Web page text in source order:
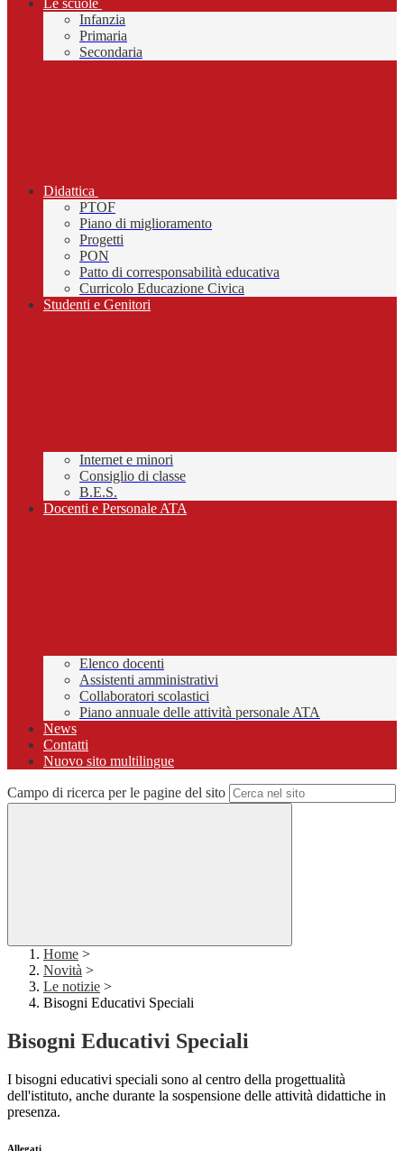
Le scuole
Infanzia
Primaria
Secondaria
Didattica
PTOF
Piano di miglioramento
Progetti
PON
Patto di corresponsabilità educativa
Curricolo Educazione Civica
Studenti e Genitori
Internet e minori
Consiglio di classe
B.E.S.
Docenti e Personale ATA
Elenco docenti
Assistenti amministrativi
Collaboratori scolastici
Piano annuale delle attività personale ATA
News
Contatti
Nuovo sito multilingue
Campo di ricerca per le pagine del sito
Home >
Novità >
Le notizie >
Bisogni Educativi Speciali
Bisogni Educativi Speciali
I bisogni educativi speciali sono al centro della progettualità
dell'istituto, anche durante la sospensione delle attività didattiche in
presenza.
Allegati